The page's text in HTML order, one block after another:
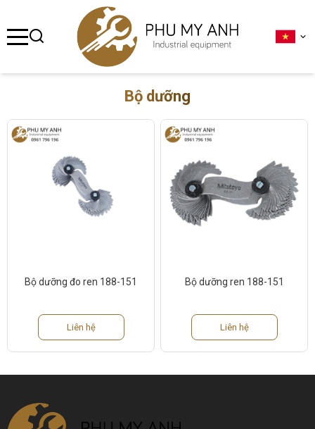
Bộ dưỡng
Bộ dưỡng đo ren 188-151
Liên hệ
Bộ dưỡng ren 188-151
Liên hệ